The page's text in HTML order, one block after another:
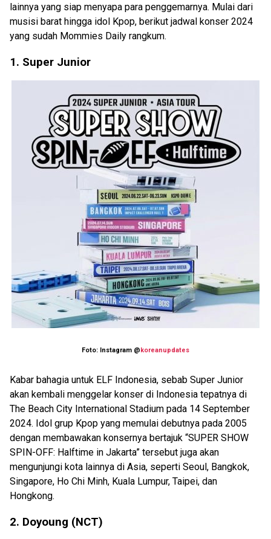
lainnya yang siap menyapa para penggemarnya. Mulai dari
musisi barat hingga idol Kpop, berikut jadwal konser 2024
yang sudah Mommies Daily rangkum.
1. Super Junior
Foto: Instagram @ koreanupdates
Kabar bahagia untuk ELF Indonesia, sebab Super Junior
akan kembali menggelar konser di Indonesia tepatnya di
The Beach City International Stadium pada 14 September
2024. Idol grup Kpop yang memulai debutnya pada 2005
dengan membawakan konsernya bertajuk “SUPER SHOW
SPIN-OFF: Halftime in Jakarta” tersebut juga akan
mengunjungi kota lainnya di Asia, seperti Seoul, Bangkok,
Singapore, Ho Chi Minh, Kuala Lumpur, Taipei, dan
Hongkong.
2. Doyoung (NCT)